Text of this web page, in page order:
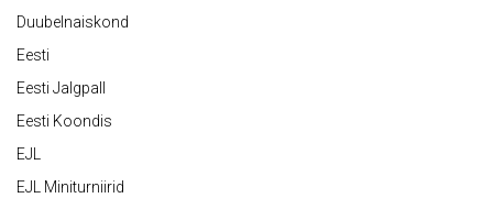
Duubelnaiskond
Eesti
Eesti Jalgpall
Eesti Koondis
EJL
EJL Miniturniirid